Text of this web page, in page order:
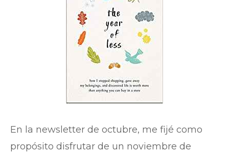
En la newsletter de octubre, me fijé como
propósito disfrutar de un noviembre de